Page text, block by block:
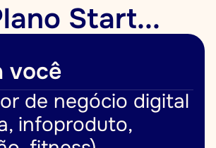
Start...
você
de negócio digital
infoproduto,